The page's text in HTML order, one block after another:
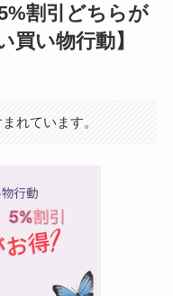
割引どちらが
買い物行動】
れています。